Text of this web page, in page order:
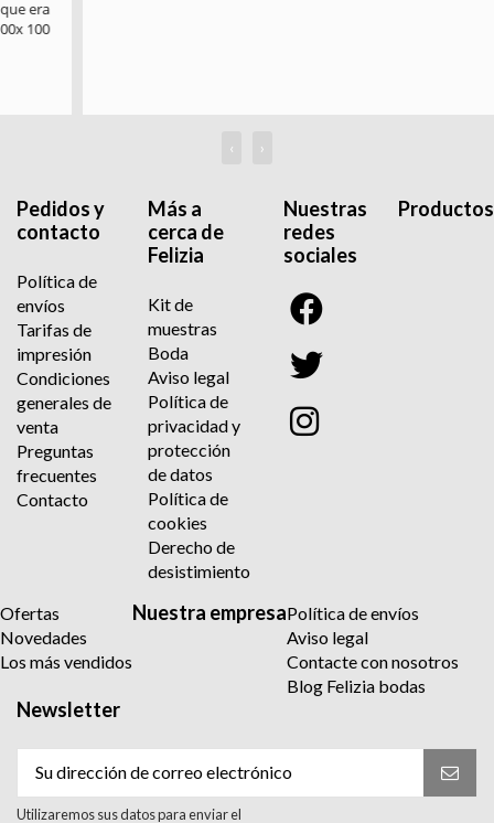
‹ ›
Pedidos y
contacto
Política de
envíos
Tarifas de
impresión
Condiciones
generales de
venta
Preguntas
frecuentes
Contacto
Más a
cerca de
Felizia
Kit de
muestras
Boda
Aviso legal
Política de
privacidad y
protección
de datos
Política de
cookies
Derecho de
desistimiento
Nuestras
redes
sociales
Productos
Ofertas
Novedades
Los más vendidos
Nuestra empresaPolítica de envíos
Aviso legal
Contacte con nosotros
Blog Felizia bodas
Newsletter
Utilizaremos sus datos para enviar el